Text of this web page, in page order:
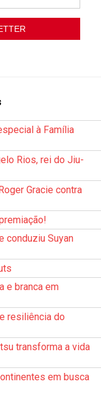
à Família
Rios, rei do Jiu-
Gracie contra
conduziu Suyan
e branca em
resiliência do
transforma a vida
em busca